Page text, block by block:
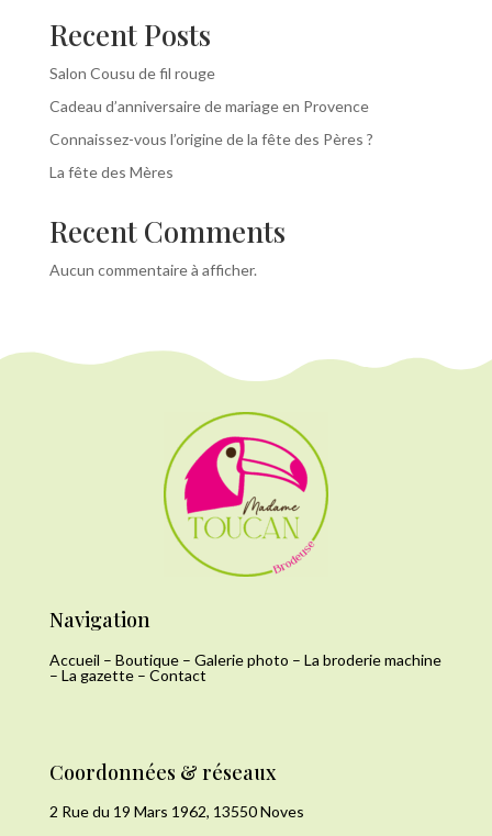
Recent Posts
Salon Cousu de fil rouge
Cadeau d’anniversaire de mariage en Provence
Connaissez-vous l’origine de la fête des Pères ?
La fête des Mères
Recent Comments
Aucun commentaire à afficher.
Navigation
Accueil – Boutique– Galerie photo – La broderie machine
– La gazette– Contact
Coordonnées & réseaux
2 Rue du 19 Mars 1962, 13550 Noves